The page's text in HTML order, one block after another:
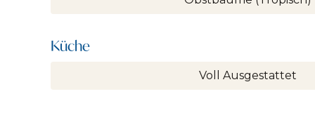
Küche
Voll Ausgestattet